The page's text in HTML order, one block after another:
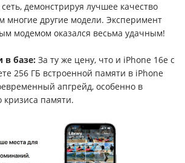
демонстрируя лучшее качество
многие другие модели. Эксперимент
модемом оказался весьма удачным!
в базе: За ту же цену, что и iPhone 16e с
256 ГБ встроенной памяти в iPhone
апгрейд, особенно в
кризиса памяти.